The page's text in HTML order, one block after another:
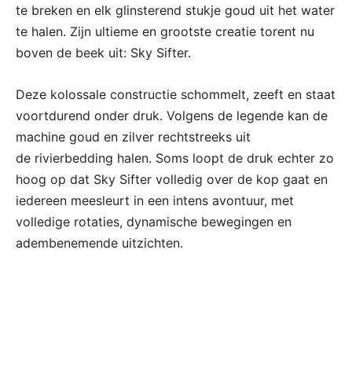
te breken en elk glinsterend stukje goud uit het water
te halen. Zijn ultieme en grootste creatie torent nu
boven de beek uit: Sky Sifter.
Deze kolossale constructie schommelt, zeeft en staat
voortdurend onder druk. Volgens de legende kan de
machine goud en zilver rechtstreeks uit
de rivierbedding halen. Soms loopt de druk echter zo
hoog op dat Sky Sifter volledig over de kop gaat en
iedereen meesleurt in een intens avontuur, met
volledige rotaties, dynamische bewegingen en
adembenemende uitzichten.